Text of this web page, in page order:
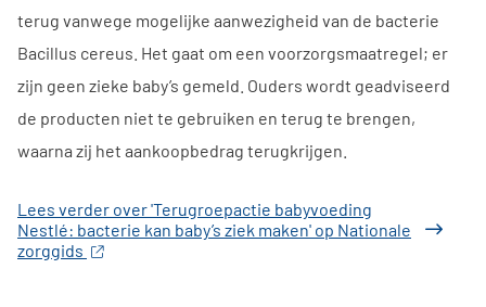
terug vanwege mogelijke aanwezigheid van de bacterie
Bacillus cereus. Het gaat om een voorzorgsmaatregel; er
zijn geen zieke baby’s gemeld. Ouders wordt geadviseerd
de producten niet te gebruiken en terug te brengen,
waarna zij het aankoopbedrag terugkrijgen.
Lees verder over 'Terugroepactie babyvoeding
Nestlé: bacterie kan baby’s ziek maken' op Nationale
zorggids